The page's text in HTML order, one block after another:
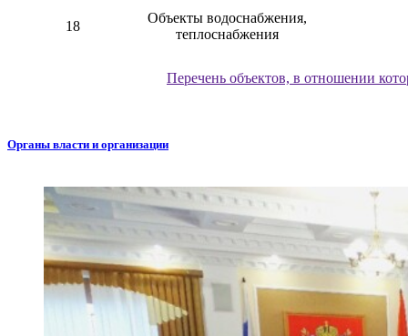
18
Объекты водоснабжения,
теплоснабжения
Перечень объектов, в отношении
Органы власти и организации